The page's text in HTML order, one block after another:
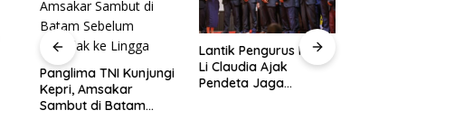
Panglima TNI Kunjungi
Kepri, Amsakar
Sambut di Batam
Lantik Pengurus IPMB,
Li Claudia Ajak
Pendeta Jaga